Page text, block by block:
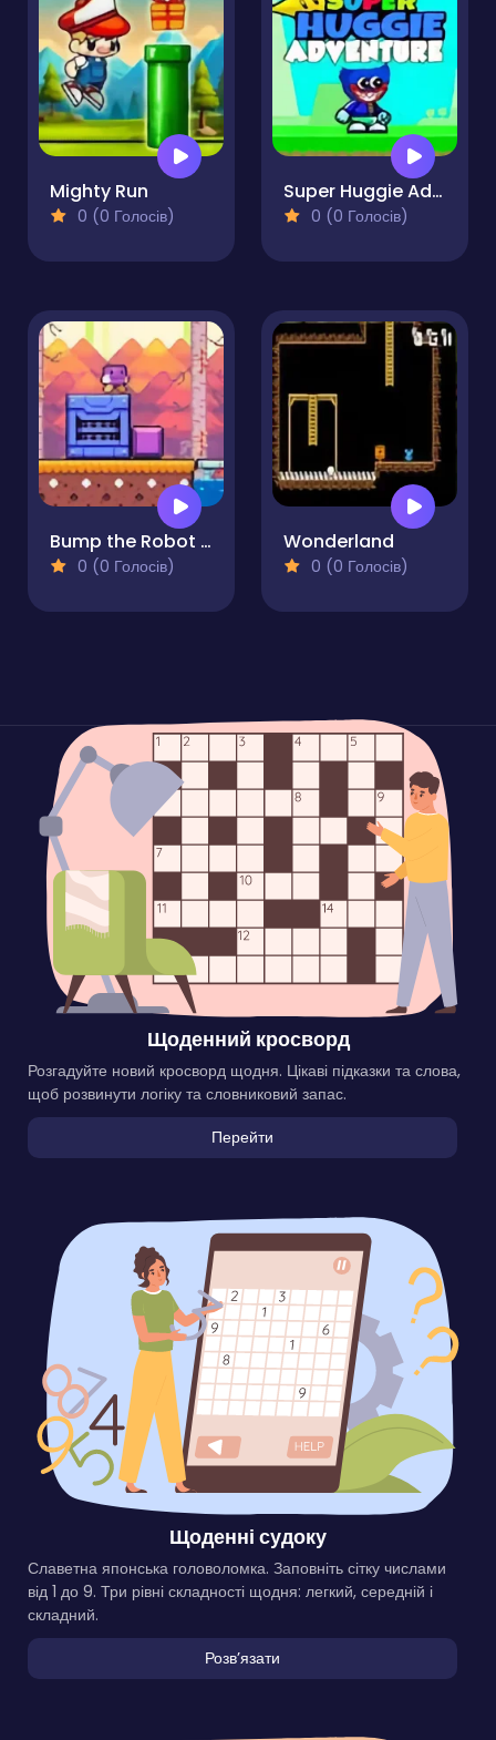
Mighty Run
0 (0 Голосів)
Super Huggie Adventure
0 (0 Голосів)
Bump the Robot Adventure
0 (0 Голосів)
Wonderland
0 (0 Голосів)
Щоденний кросворд
Розгадуйте новий кросворд щодня. Цікаві підказки та слова,
щоб розвинути логіку та словниковий запас.
Перейти
Щоденні судоку
Славетна японська головоломка. Заповніть сітку числами
від 1 до 9. Три рівні складності щодня: легкий, середній і
складний.
Розвʼязати